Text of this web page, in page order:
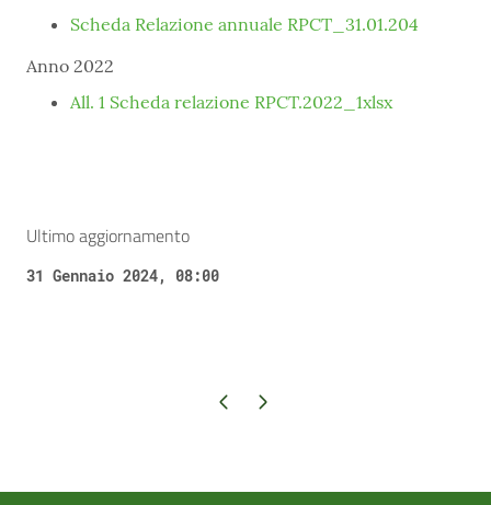
Scheda Relazione annuale RPCT_31.01.204
Anno 2022
All. 1 Scheda relazione RPCT.2022_1xlsx
Ultimo aggiornamento
31 Gennaio 2024, 08:00
Pagina precedente
Pagina successiva